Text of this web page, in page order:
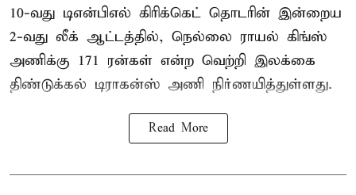
10-வது டிஎன்பிஎல் கிரிக்கெட் தொடரின் இன்றைய
2-வது லீக் ஆட்டத்தில், நெல்லை ராயல் கிங்ஸ்
அணிக்கு 171 ரன்கள் என்ற வெற்றி இலக்கை
திண்டுக்கல் டிராகன்ஸ் அணி நிர்ணயித்துள்ளது.
Read More